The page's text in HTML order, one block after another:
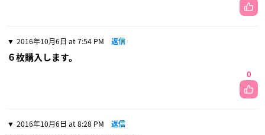
2016年10月6日 at 7:54 PM 返信
６枚購入します。
0
2016年10月6日 at 8:28 PM 返信